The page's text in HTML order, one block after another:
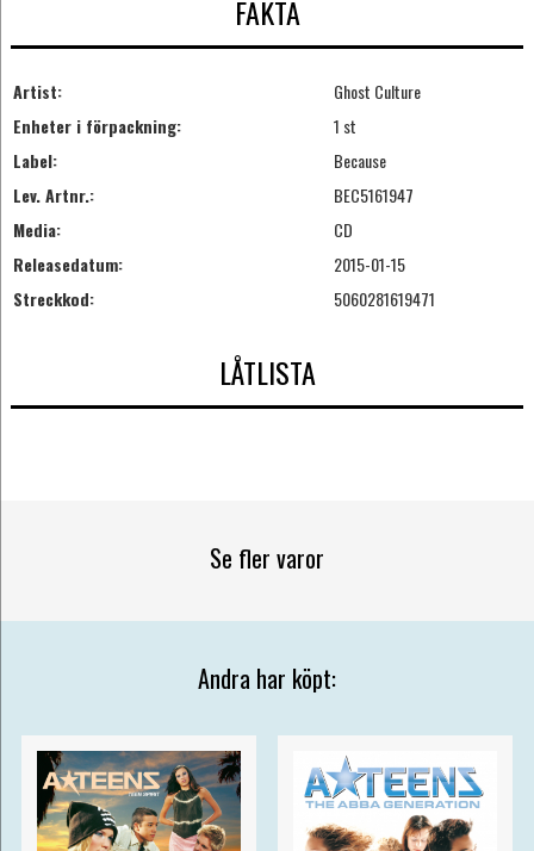
FAKTA
Artist:
Ghost Culture
Enheter i förpackning:
1 st
Label:
Because
Lev. Artnr.:
BEC5161947
Media:
CD
Releasedatum:
2015-01-15
Streckkod:
5060281619471
LÅTLISTA
Se fler varor
Andra har köpt: